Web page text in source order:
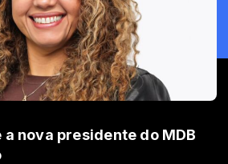
nova presidente do MDB